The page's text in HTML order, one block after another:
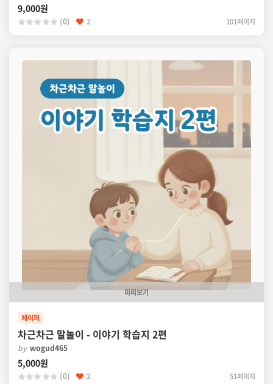
9,000원
(0) 2 101페이지
미리보기
페이퍼
차근차근 말놀이 - 이야기 학습지 2편
by wogud465
5,000원
(0) 2 51페이지